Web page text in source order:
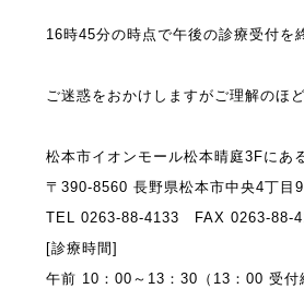
16時45分の時点で午後の診療受付を
ご迷惑をおかけしますがご理解のほ
松本市イオンモール松本晴庭3Fにあ
〒390-8560 長野県松本市中央4丁
TEL 0263-88-4133 FAX 0263-88-
[診療時間]
午前 10：00～13：30（13：00 受付